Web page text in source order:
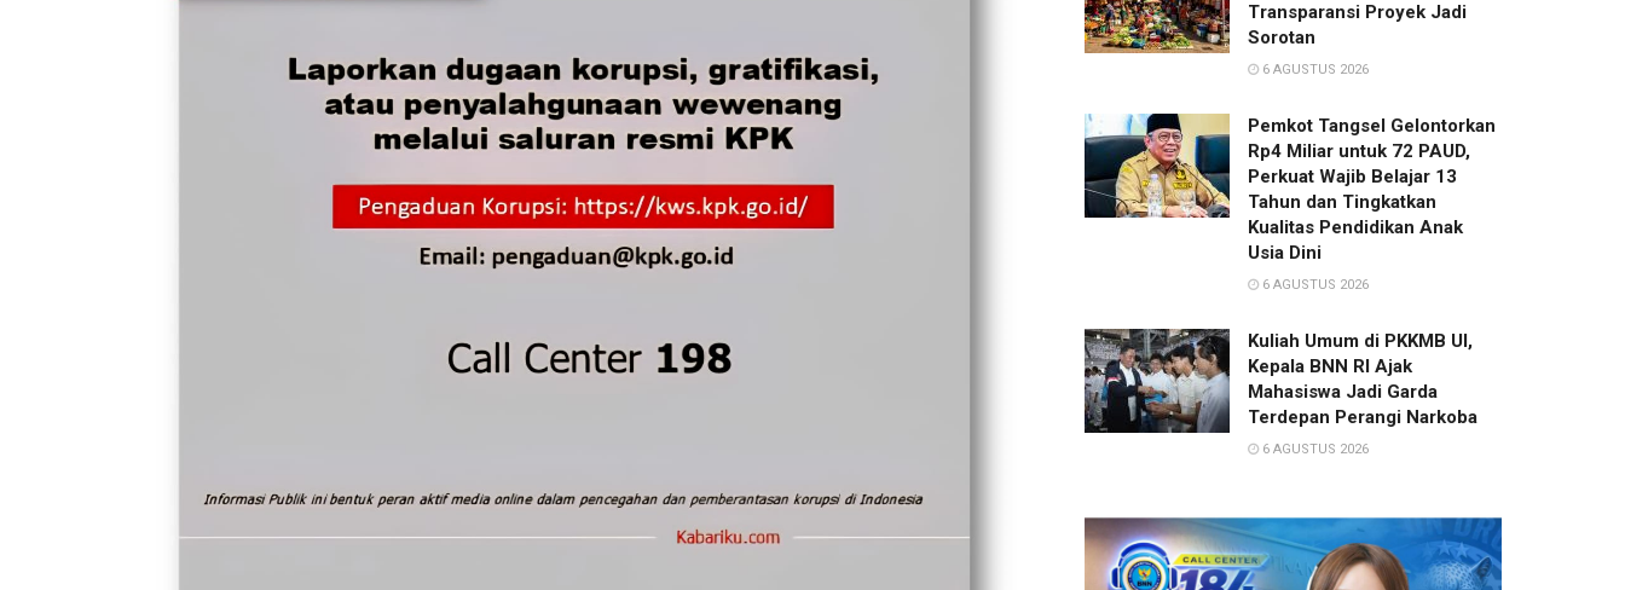
Transparansi Proyek Jadi
Sorotan
6 AGUSTUS 2026
Pemkot Tangsel Gelontorkan
Rp4 Miliar untuk 72 PAUD,
Perkuat Wajib Belajar 13
Tahun dan Tingkatkan
Kualitas Pendidikan Anak
Usia Dini
6 AGUSTUS 2026
Kuliah Umum di PKKMB UI,
Kepala BNN RI Ajak
Mahasiswa Jadi Garda
Terdepan Perangi Narkoba
6 AGUSTUS 2026